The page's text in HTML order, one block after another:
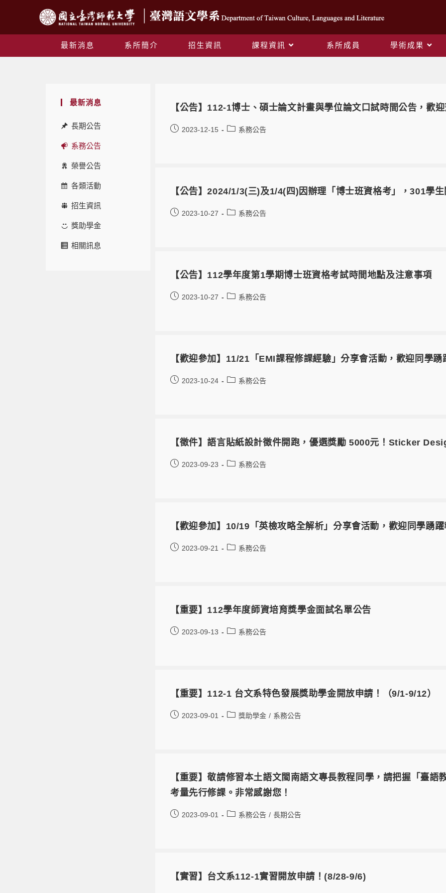
最新消息 系所簡介 招生資訊 課程資訊 系所成員 學術成果
最新消息
長期公告
系務公告
榮譽公告
各類活動
招生資訊
獎助學金
相關訊息
【公告】112-1博士、碩士論文計畫與學位論文口試時間公告，歡
2023-12-15 系務公告
【公告】2024/1/3(三)及1/4(四)因辦理「博士班資格考」，301學
2023-10-27 系務公告
【公告】112學年度第1學期博士班資格考試時間地點及注意事項
2023-10-27 系務公告
【歡迎參加】11/21「EMI課程修課經驗」分享會活動，歡迎同學踴
2023-10-24 系務公告
【徵件】語言貼紙設計徵件開跑，優選獎勵 5000元！Sticker
2023-09-23 系務公告
【歡迎參加】10/19「英檢攻略全解析」分享會活動，歡迎同學踴
2023-09-21 系務公告
【重要】112學年度師資培育獎學金面試名單公告
2023-09-13 系務公告
【重要】112-1 台文系特色發展獎助學金開放申請！（9/1-9/12）
2023-09-01 獎助學金 / 系務公告
【重要】敬請修習本土語文閩南語文專長教程同學，請把握「臺
考量先行修課。非常感謝您！
2023-09-01 系務公告 / 長期公告
【實習】台文系112-1實習開放申請！(8/28-9/6)